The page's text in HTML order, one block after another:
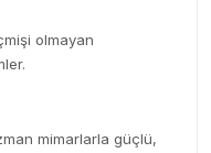
olmayan
mimarlarla güçlü,